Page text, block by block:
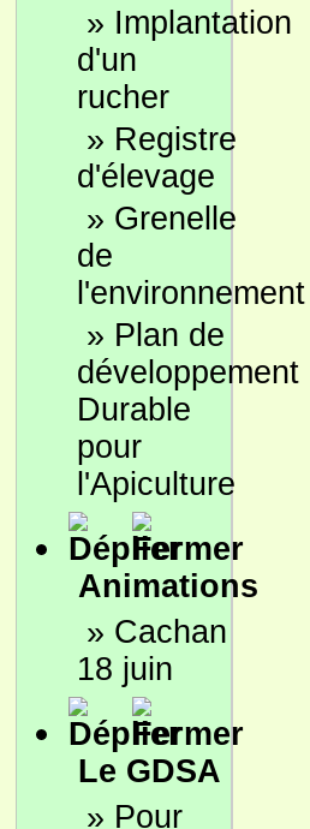
» Implantation
d'un
rucher
» Registre
d'élevage
» Grenelle
de
l'environnement
» Plan de
développement
Durable
pour
l'Apiculture
Animations
» Cachan
18 juin
Le GDSA
» Pour